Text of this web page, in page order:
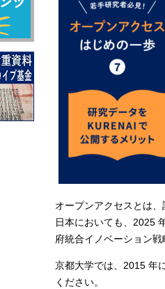
オープンアクセスとは
日本においても、2025
府統合イノベーション戦
京都大学では、2015 年
ください。